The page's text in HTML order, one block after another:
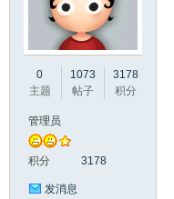
0
主题
1073
帖子
3178
积分
管理员
积分 3178
发消息